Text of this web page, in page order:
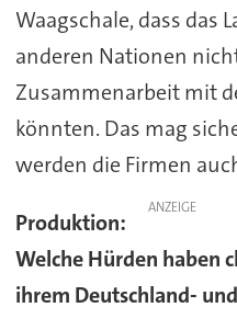
Waagschale, dass das
anderen Nationen
Zusammenarbeit mit
könnten. Das mag
werden die Firmen
ANZEIGE
Produktion:
Welche Hürden haben
ihrem Deutschland-